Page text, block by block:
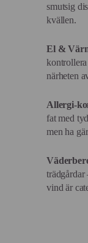
smutsig
kvällen.
El &
närheten
Allergi-
fat med
men ha
trädgårdar
vind är